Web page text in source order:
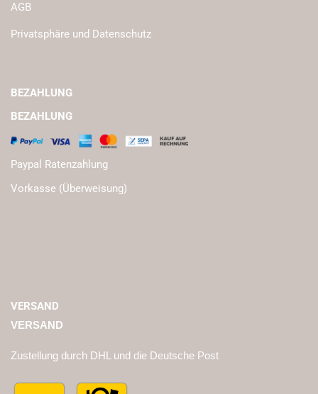
AGB
Privatsphäre und Datenschutz
BEZAHLUNG
BEZAHLUNG
Paypal Ratenzahlung
Vorkasse (Überweisung)
VERSAND
VERSAND
Zustellung durch DHL und die Deutsche Post